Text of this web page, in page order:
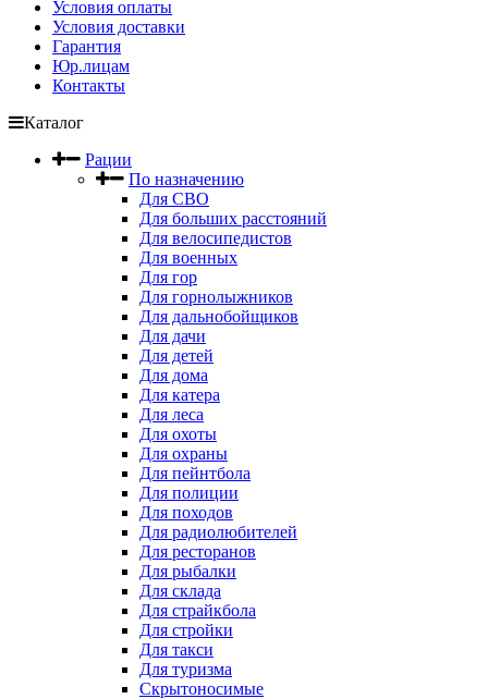
Условия оплаты
Условия доставки
Гарантия
Юр.лицам
Контакты
Каталог
Рации
По назначению
Для СВО
Для больших расстояний
Для велосипедистов
Для военных
Для гор
Для горнолыжников
Для дальнобойщиков
Для дачи
Для детей
Для дома
Для катера
Для леса
Для охоты
Для охраны
Для пейнтбола
Для полиции
Для походов
Для радиолюбителей
Для ресторанов
Для рыбалки
Для склада
Для страйкбола
Для стройки
Для такси
Для туризма
Скрытоносимые